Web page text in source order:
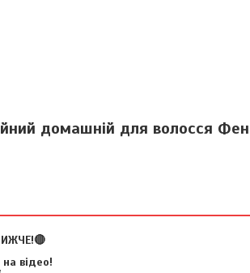
домашній для волосся
відео!